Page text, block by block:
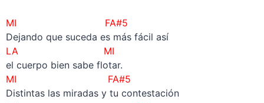
MI
FA#5
Dejando que suceda es más fácil así
LA MI
el cuerpo bien sabe flotar.
MI FA#5
Distintas las miradas y tu contestación